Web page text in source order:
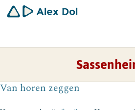
naar
Dirigent
Van horen zeggen